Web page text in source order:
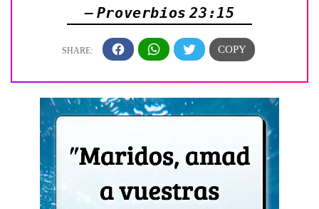
— Proverbios 23:15